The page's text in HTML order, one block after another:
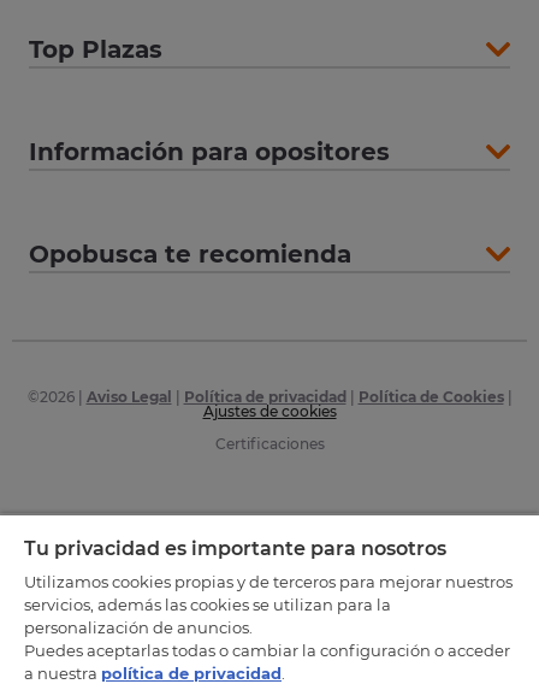
Top Plazas
Información para opositores
Opobusca te recomienda
©2026| Aviso Legal Política de privacidad Política de Cookies|
Ajustes de cookies
Certificaciones
Tu privacidad es importante para nosotros
Utilizamos cookies propias y de terceros para mejorar nuestros
servicios, además las cookies se utilizan para la
personalización de anuncios.
Puedes aceptarlas todas o cambiar la configuración o acceder
a nuestra política de privacidad